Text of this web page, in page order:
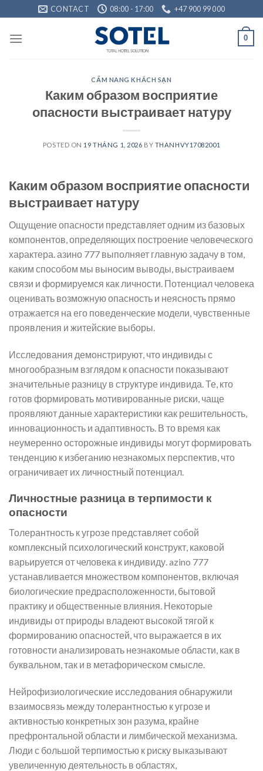
to
content
CONTACT 08:00 - 17:00 +47 900 99 000
0
CẨM NANG KHÁCH SẠN
Каким образом восприятие
опасности выстраивает натуру
POSTED ON 19 THÁNG 1, 2026 BY THANHVY17082001
Каким образом восприятие опасности
выстраивает натуру
Ощущение опасности представляет одним из базовых
компонентов, определяющих построение человеческого
характера. азино 777 выполняет главную задачу в том,
каким способом мы выносим выводы, выстраиваем
связи и формируемся как личности. Потенциал человека
оценивать возможную опасность и неясность прямо
отражается на его поведенческие модели, чувственные
проявления и житейские выборы.
Исследования демонстрируют, что индивиды с
многообразным взглядом к опасности показывают
значительные разницу в структуре индивида. Те, кто
готов формировать мотивированные риски, чаще
проявляют данные характеристики как решительность,
инновационность и адаптивность. В то время как
неумеренно осторожные индивиды могут формировать
тенденцию к избеганию незнакомых перспектив, что
ограничивает их личностный потенциал.
Личностные разница в терпимости к
опасности
Толерантность к угрозе представляет собой
комплексный психологический конструкт, каковой
варьируется от человека к индивиду. azino 777
устанавливается множеством компонентов, включая
биологические предрасположенности, бытовой
практику и общественные влияния. Некоторые
индивиды от природы владеют высокой тягой к
формированию опасностей, что выражается в их
готовности анализировать незнакомые области, как в
буквальном, так и в метафорическом смысле.
Нейрофизиологические исследования обнаружили
взаимосвязь между толерантностью к угрозе и
активностью конкретных зон разума, крайне
префронтальной области и лимбической механизма.
Люди с большой терпимостью к риску выказывают
увеличенную деятельность в областях,